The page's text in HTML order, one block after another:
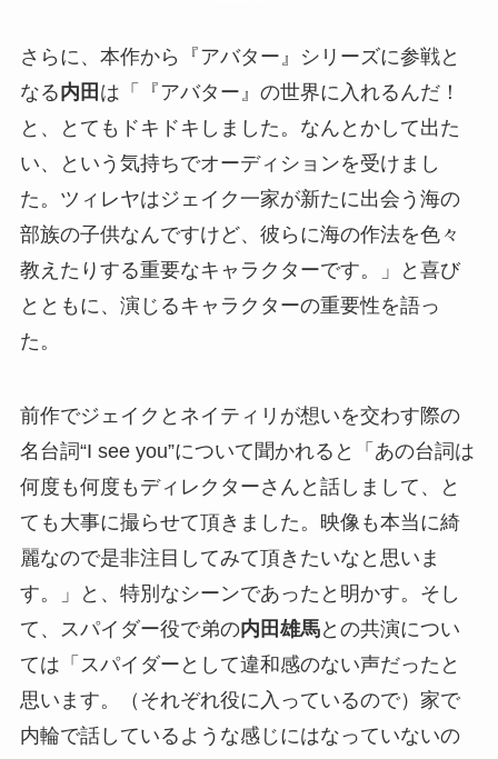
さらに、本作から『アバター』シリーズに参戦と
なる内田 は「『アバター』の世界に入れるんだ！
と、とてもドキドキしました。なんとかして出た
い、という気持ちでオーディションを受けまし
た。ツィレヤはジェイク一家が新たに出会う海の
部族の子供なんですけど、彼らに海の作法を色々
教えたりする重要なキャラクターです。」と喜び
とともに、演じるキャラクターの重要性を語っ
た。
前作でジェイクとネイティリが想いを交わす際の
名台詞“I see you”について聞かれると「あの台詞は
何度も何度もディレクターさんと話しまして、と
ても大事に撮らせて頂きました。映像も本当に綺
麗なので是非注目してみて頂きたいなと思いま
す。」と、特別なシーンであったと明かす。そし
て、スパイダー役で弟の内田雄馬との共演につい
ては「スパイダーとして違和感のない声だったと
思います。（それぞれ役に入っているので）家で
内輪で話しているような感じにはなっていないの